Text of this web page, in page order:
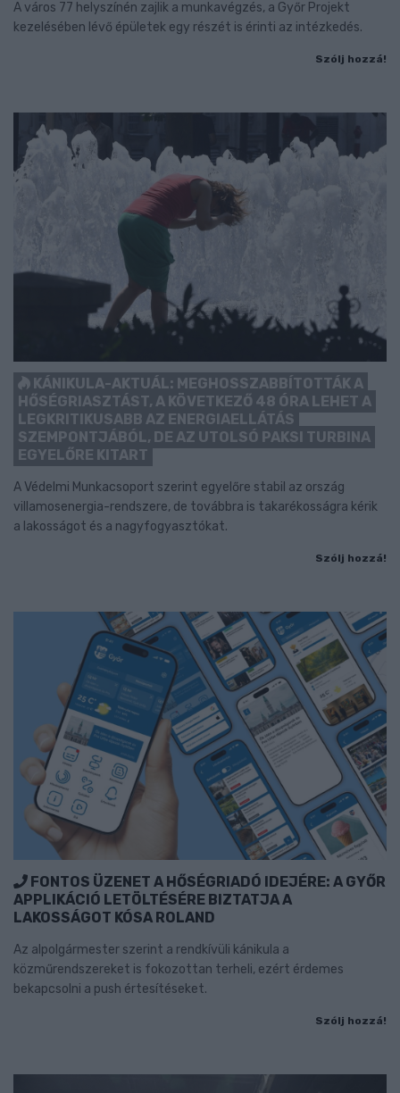
A város 77 helyszínén zajlik a munkavégzés, a Győr Projekt
kezelésében lévő épületek egy részét is érinti az intézkedés.
Szólj hozzá!
KÁNIKULA-AKTUÁL: MEGHOSSZABBÍTOTTÁK A
HŐSÉGRIASZTÁST, A KÖVETKEZŐ 48 ÓRA LEHET A
LEGKRITIKUSABB AZ ENERGIAELLÁTÁS
SZEMPONTJÁBÓL, DE AZ UTOLSÓ PAKSI TURBINA
EGYELŐRE KITART
A Védelmi Munkacsoport szerint egyelőre stabil az ország
villamosenergia-rendszere, de továbbra is takarékosságra kérik
a lakosságot és a nagyfogyasztókat.
Szólj hozzá!
FONTOS ÜZENET A HŐSÉGRIADÓ IDEJÉRE: A GYŐR
APPLIKÁCIÓ LETÖLTÉSÉRE BIZTATJA A
LAKOSSÁGOT KÓSA ROLAND
Az alpolgármester szerint a rendkívüli kánikula a
közműrendszereket is fokozottan terheli, ezért érdemes
bekapcsolni a push értesítéseket.
Szólj hozzá!